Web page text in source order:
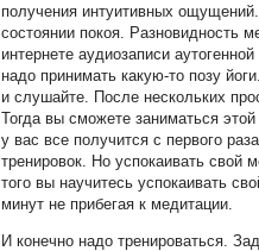
получения интуитивных
состоянии покоя. Разновидность
интернете аудиозаписи
надо принимать какую-то позу
и слушайте. После нескольких
Тогда вы сможете заниматься
у вас все получится с первого
тренировок. Но успокаивать свой
того вы научитесь успокаивать
минут не прибегая к медитации.
И конечно надо тренироваться.